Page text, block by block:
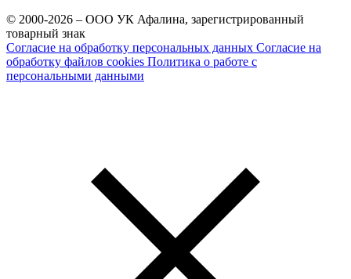
© 2000-2026 – ООО УК Афалина, зарегистрированный
товарный знак
Согласие на обработку персональных данных Согласие на
обработку файлов cookies Политика о работе с
персональными данными